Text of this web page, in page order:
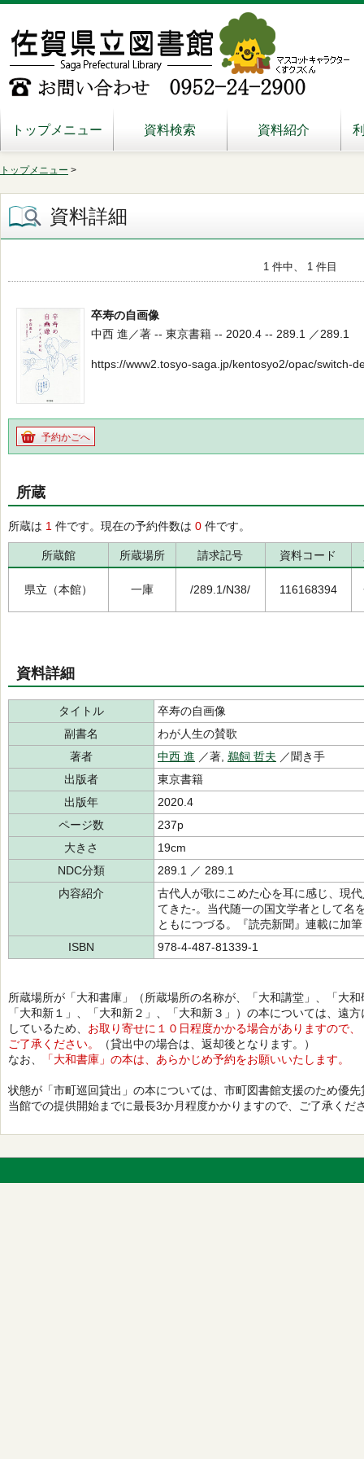
トップメニュー 資料検索 資料紹介
トップメニュー >
資料詳細
1 件中、 1 件目
卒寿の自画像
中西 進／著 -- 東京書籍 -- 2020.4 -- 289.1 ／289.1
https://www2.tosyo-saga.jp/kentosyo2/opac/switch-
予約かごへ
所蔵
所蔵は 1 件です。現在の予約件数は 0 件です。
所蔵館 所蔵場所 請求記号 資料コード
県立（本館） 一庫 /289.1/N38/ 116168394
資料詳細
タイトル
卒寿の自画像
副書名
わが人生の賛歌
著者
中西 進 ／著, 鵜飼 哲夫 ／聞き手
出版者
東京書籍
出版年
2020.4
ページ数
237p
大きさ
19cm
NDC分類
289.1 ／ 289.1
内容紹介
古代人が歌にこめた心を耳に感じ、現
てきた-。当代随一の国文学者として名
ともにつづる。『読売新聞』連載に加
ISBN
978-4-487-81339-1
所蔵場所が「大和書庫」（所蔵場所の名称が、「大和講堂」、「大和
「大和新１」、「大和新２」、「大和新３」）の本については、遠方
しているため、 お取り寄せに１０日程度かかる場合がありますので、
ご了承ください。
（貸出中の場合は、返却後となります。）
なお、
「大和書庫」の本は、あらかじめ予約をお願いいたします。
状態が「市町巡回貸出」の本については、市町図書館支援のため優
当館での提供開始までに最長3か月程度かかりますので、ご了承くだ